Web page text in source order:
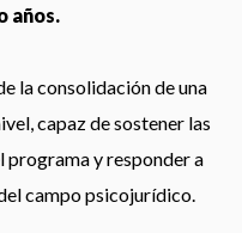
años.
la consolidación de una
capaz de sostener las
programa y responder a
campo psicojurídico.